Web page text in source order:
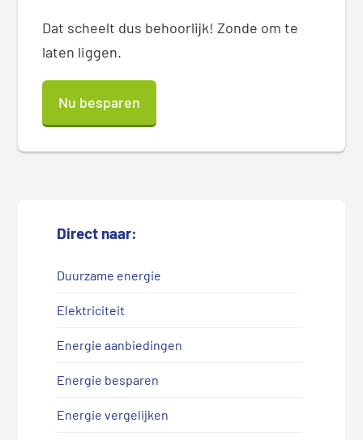
Dat scheelt dus behoorlijk! Zonde om te
laten liggen.
Nu besparen
Direct naar:
Duurzame energie
Elektriciteit
Energie aanbiedingen
Energie besparen
Energie vergelijken